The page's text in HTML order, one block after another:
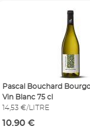
Pascal Bouchard
Vin Blanc 75 cl
14,53 €/LITRE
10.90 €